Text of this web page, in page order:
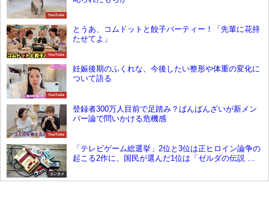
YouTube
YouTube
とうあ、コムドットと餃子パーティー！「先輩に花持
たせてよ」
YouTube
妊娠後期のふくれな、今後したい整形や体重の変化に
ついて語る
YouTube
登録者300万人目前で足踏み？ばんばんざいが新メン
バー論で問いかける危機感
エンタメ
「テレビゲーム総選挙」2位と3位は正ヒロイン論争の
起こる2作に、国民が選んだ1位は「ゼルダの伝説 ブ